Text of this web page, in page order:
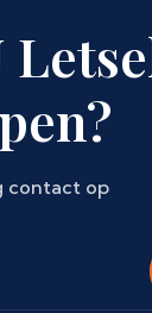
contact op